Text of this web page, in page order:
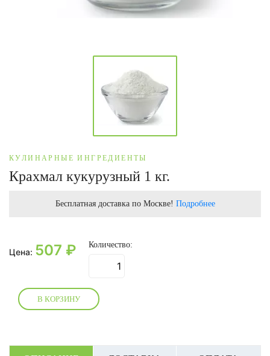
КУЛИНАРНЫЕ ИНГРЕДИЕНТЫ
Крахмал кукурузный 1 кг.
Бесплатная доставка по Москве! Подробнее
Цена: 507 ₽ Количество:
В КОРЗИНУ